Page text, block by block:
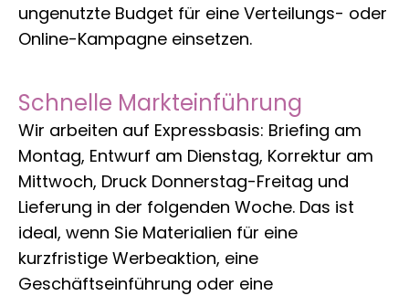
ungenutzte Budget für eine Verteilungs- oder
Online-Kampagne einsetzen.
Schnelle Markteinführung
Wir arbeiten auf Expressbasis: Briefing am
Montag, Entwurf am Dienstag, Korrektur am
Mittwoch, Druck Donnerstag-Freitag und
Lieferung in der folgenden Woche. Das ist
ideal, wenn Sie Materialien für eine
kurzfristige Werbeaktion, eine
Geschäftseinführung oder eine